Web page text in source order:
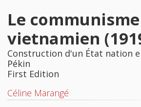
Le communisme
vietnamien
Construction d'un État nation
Pékin
First Edition
Céline Marangé